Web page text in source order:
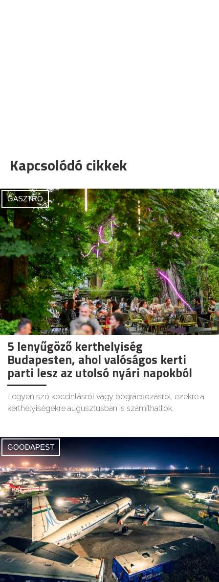
Kapcsolódó cikkek
GASZTRO
5 lenyűgöző kerthelyiség
Budapesten, ahol valóságos kerti
parti lesz az utolsó nyári napokból
Legyen szó koccintásról vagy bográcsozásról, ezekre a
kerthelyiségekre augusztusban is számíthattok.
GOODAPEST